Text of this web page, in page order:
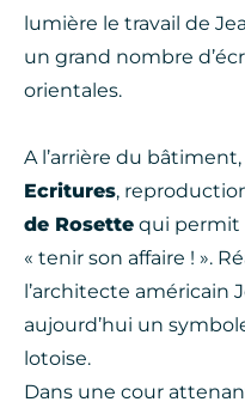
lumière le travail de
un grand nombre
orientales.
A l’arrière du
Ecritures,
de Rosette qui permit
« tenir son affaire ! ».
l’architecte américain
aujourd’hui un
lotoise.
Dans une cour